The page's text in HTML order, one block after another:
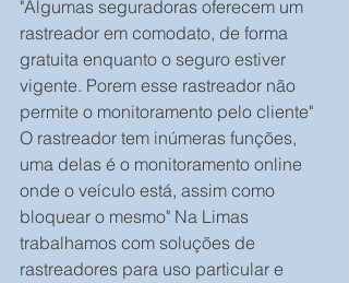
"Algumas seguradoras oferecem um
rastreador em comodato, de forma
gratuita enquanto o seguro estiver
vigente. Porem esse rastreador não
permite o monitoramento pelo cliente"
O rastreador tem inúmeras funções,
uma delas é o monitoramento online
onde o veículo está, assim como
bloquear o mesmo" Na Limas
trabalhamos com soluções de
rastreadores para uso particular e